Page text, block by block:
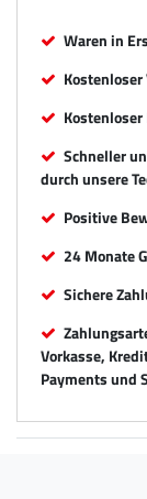
Waren in
Kostenloser
Schneller
durch unsere
Positive
24 Monate
Sichere
Vorkasse,
Payments und